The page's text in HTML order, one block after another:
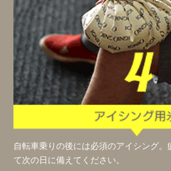
自転車乗りの後には必須のアイシング。
て次の日に備えてください。